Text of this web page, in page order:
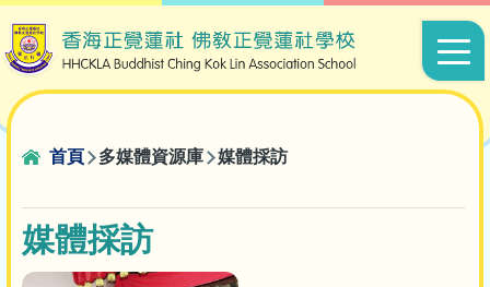
移至主內容
Main
導
連
結
首頁 多媒體資源庫 媒體採訪
媒體採訪